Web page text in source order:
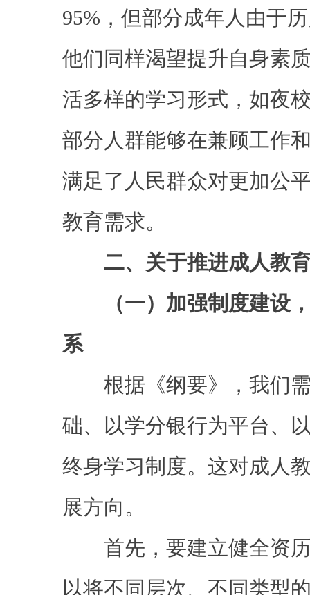
95%，但部分成年人由于
他们同样渴望提升自身素
活多样的学习形式，如夜
部分人群能够在兼顾工作
满足了人民群众对更加公
教育需求。
二、关于推进成人教
（一）加强制度建设
系
根据《纲要》，我们需
础、以学分银行为平台、
终身学习制度。这对成人
展方向。
首先，要建立健全资历
以将不同层次、不同类型